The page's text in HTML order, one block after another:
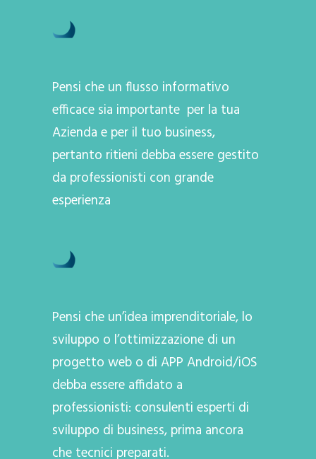
Pensi che un flusso informativo
efficace sia importante per la tua
Azienda e per il tuo business,
pertanto ritieni debba essere gestito
da professionisti con grande
esperienza
Pensi che un’idea imprenditoriale, lo
sviluppo o l’ottimizzazione di un
progetto web o di APP Android/iOS
debba essere affidato a
professionisti: consulenti esperti di
sviluppo di business, prima ancora
che tecnici preparati.